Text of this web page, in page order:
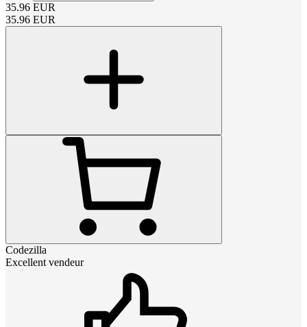
35.96 EUR
35.96 EUR
Codezilla
Excellent vendeur